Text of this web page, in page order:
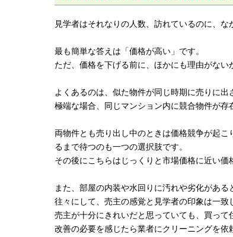
見学者はそれなりの人数、訪れているのに、
最も簡単な答えは「価格が高い」です。
ただ、価格を下げる前に、ほかにも理由がない
よくあるのは、似た物件が同じ時期に売りに出
極端な場合、同じマンション内に競合物件が存
両物件とも売り出し中のときは価格競争が起
るまで待つのも一つの選択肢です。
その後にこちらはじっくりと市場価格に近い価
また、部屋の内装や水回りに汚れや劣化があ
往々にして、売主の感覚と見学者の印象は一致
売主が十分にきれいだと思っていても、買って
改善の必要を感じたら業者にクリーニングを依